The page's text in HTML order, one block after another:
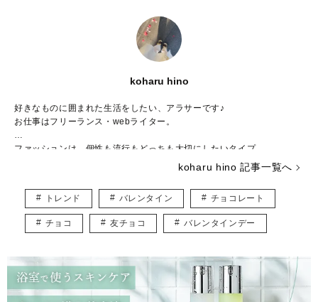
koharu hino
好きなものに囲まれた生活をしたい、アラサーです♪
お仕事はフリーランス・webライター。
ファッションは、個性も流行もどっちも大切にしたいタイプ。
コスメは、より良いものを求めて日々研究中です！
海外ドラマや漫画を見ながら家にこもるのも大好き。
アラサー女子等身大の悩みを共有しながら、様々な情報を発信していき
koharu hino 記事一覧へ
トレンド バレンタイン チョコレート
チョコ 友チョコ バレンタインデー